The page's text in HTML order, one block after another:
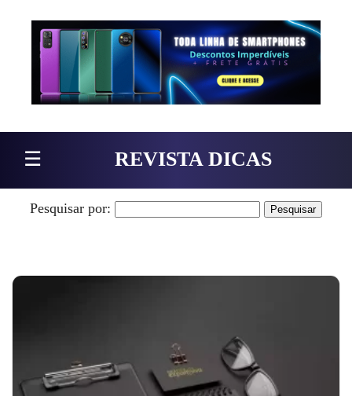
Pular para o conteúdo
☰ REVISTA DICAS
Pesquisar por: